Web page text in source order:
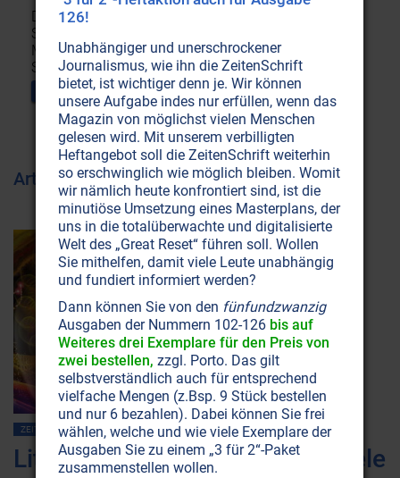
Die adaptogene Kraft von Mumijo, Ginseng und
Süssholz kombiniert mit wertvollen Algen, Kräutern,
Mineralien aus einer Heilquelle und seltenen
Spurenelementen wie Lithium, Rubidium und Bor.
Im Shop kaufen
Artikel zum Thema Lithium
ZEITENSCHRIFT NR. 99 ERNÄHRUNG GESUNDHEIT MEDIZIN
Lithium: Retter für Hirn und Seele
126!
Unabhängiger und unerschrockener
Journalismus, wie ihn die ZeitenSchrift
bietet, ist wichtiger denn je. Wir können
unsere Aufgabe indes nur erfüllen, wenn das
Magazin von möglichst vielen Menschen
gelesen wird. Mit unserem verbilligten
Heftangebot soll die ZeitenSchrift weiterhin
so erschwinglich wie möglich bleiben. Womit
wir nämlich heute konfrontiert sind, ist die
minutiöse Umsetzung eines Masterplans, der
uns in die totalüberwachte und digitalisierte
Welt des „Great Reset“ führen soll. Wollen
Sie mithelfen, damit viele Leute unabhängig
und fundiert informiert werden?
Dann können Sie von den fünfundzwanzig
Ausgaben der Nummern 102-126 bis auf
Weiteres drei Exemplare für den Preis von
zwei bestellen, zzgl. Porto. Das gilt
selbstverständlich auch für entsprechend
vielfache Mengen (z.Bsp. 9 Stück bestellen
und nur 6 bezahlen). Dabei können Sie frei
wählen, welche und wie viele Exemplare der
Ausgaben Sie zu einem „3 für 2“-Paket
zusammenstellen wollen.